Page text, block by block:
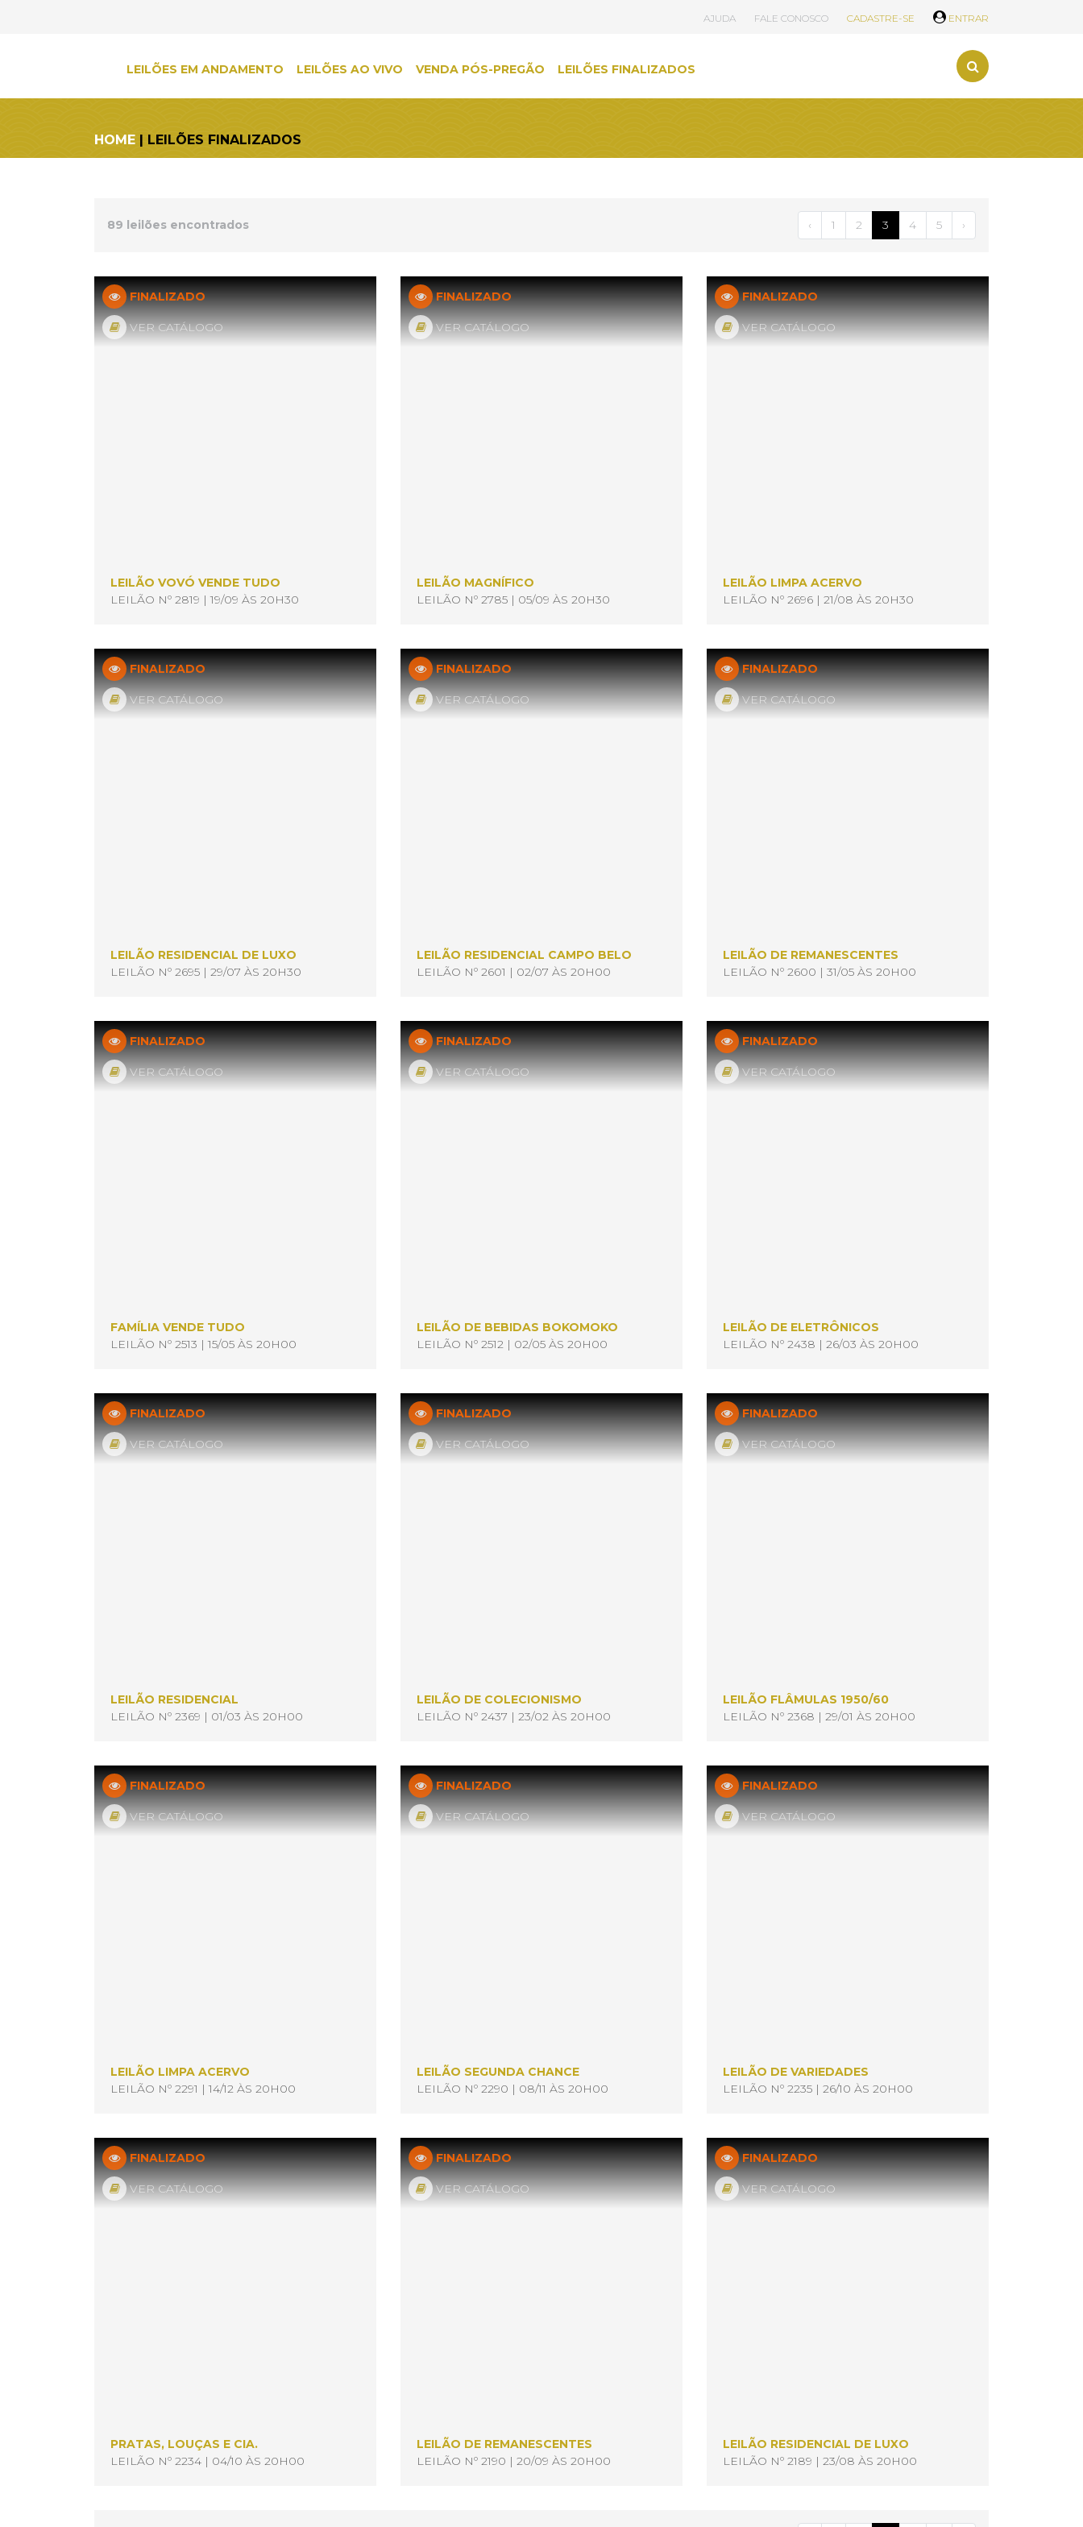
AJUDA FALE CONOSCO CADASTRE-SE ENTRAR
LEILÕES EM ANDAMENTO LEILÕES AO VIVO VENDA PÓS-PREGÃO LEILÕES FINALIZADOS
HOME | LEILÕES FINALIZADOS
89 leilões encontrados ‹ 1 2 3 4 5 ›
LEILÃO VOVÓ VENDE TUDO
LEILÃO Nº 2819 | 19/09 ÀS 20H30
FINALIZADO
VER CATÁLOGO
LEILÃO MAGNÍFICO
LEILÃO Nº 2785 | 05/09 ÀS 20H30
FINALIZADO
VER CATÁLOGO
LEILÃO LIMPA ACERVO
LEILÃO Nº 2696 | 21/08 ÀS 20H30
FINALIZADO
VER CATÁLOGO
LEILÃO RESIDENCIAL DE LUXO
LEILÃO Nº 2695 | 29/07 ÀS 20H30
FINALIZADO
VER CATÁLOGO
LEILÃO RESIDENCIAL CAMPO BELO
LEILÃO Nº 2601 | 02/07 ÀS 20H00
FINALIZADO
VER CATÁLOGO
LEILÃO DE REMANESCENTES
LEILÃO Nº 2600 | 31/05 ÀS 20H00
FINALIZADO
VER CATÁLOGO
FAMÍLIA VENDE TUDO
LEILÃO Nº 2513 | 15/05 ÀS 20H00
FINALIZADO
VER CATÁLOGO
LEILÃO DE BEBIDAS BOKOMOKO
LEILÃO Nº 2512 | 02/05 ÀS 20H00
FINALIZADO
VER CATÁLOGO
LEILÃO DE ELETRÔNICOS
LEILÃO Nº 2438 | 26/03 ÀS 20H00
FINALIZADO
VER CATÁLOGO
LEILÃO RESIDENCIAL
LEILÃO Nº 2369 | 01/03 ÀS 20H00
FINALIZADO
VER CATÁLOGO
LEILÃO DE COLECIONISMO
LEILÃO Nº 2437 | 23/02 ÀS 20H00
FINALIZADO
VER CATÁLOGO
LEILÃO FLÂMULAS 1950/60
LEILÃO Nº 2368 | 29/01 ÀS 20H00
FINALIZADO
VER CATÁLOGO
LEILÃO LIMPA ACERVO
LEILÃO Nº 2291 | 14/12 ÀS 20H00
FINALIZADO
VER CATÁLOGO
LEILÃO SEGUNDA CHANCE
LEILÃO Nº 2290 | 08/11 ÀS 20H00
FINALIZADO
VER CATÁLOGO
LEILÃO DE VARIEDADES
LEILÃO Nº 2235 | 26/10 ÀS 20H00
FINALIZADO
VER CATÁLOGO
PRATAS, LOUÇAS E CIA.
LEILÃO Nº 2234 | 04/10 ÀS 20H00
FINALIZADO
VER CATÁLOGO
LEILÃO DE REMANESCENTES
LEILÃO Nº 2190 | 20/09 ÀS 20H00
FINALIZADO
VER CATÁLOGO
LEILÃO RESIDENCIAL DE LUXO
LEILÃO Nº 2189 | 23/08 ÀS 20H00
FINALIZADO
VER CATÁLOGO